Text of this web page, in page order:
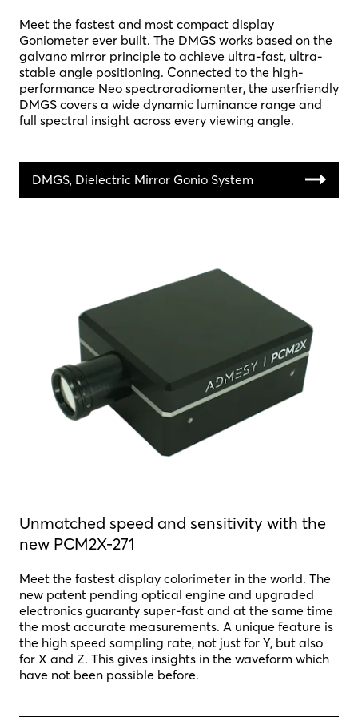
Meet the fastest and most compact display
Goniometer ever built. The DMGS works based on the
galvano mirror principle to achieve ultra-fast, ultra-
stable angle positioning. Connected to the high-
performance Neo spectroradiomenter, the userfriendly
DMGS covers a wide dynamic luminance range and
full spectral insight across every viewing angle.
DMGS, Dielectric Mirror Gonio System
Unmatched speed and sensitivity with the
new PCM2X-271
Meet the fastest display colorimeter in the world. The
new patent pending optical engine and upgraded
electronics guaranty super-fast and at the same time
the most accurate measurements. A unique feature is
the high speed sampling rate, not just for Y, but also
for X and Z. This gives insights in the waveform which
have not been possible before.